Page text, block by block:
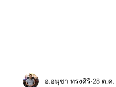
อ.อนุชา ทรงศิริ 28 ต.ค.